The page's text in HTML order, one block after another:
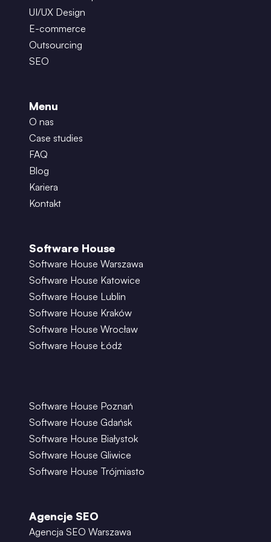
UI/UX Design
E-commerce
Outsourcing
SEO
Menu
O nas
Case studies
FAQ
Blog
Kariera
Kontakt
Software House
Software House Warszawa
Software House Katowice
Software House Lublin
Software House Kraków
Software House Wrocław
Software House Łódź
Software House Poznań
Software House Gdańsk
Software House Białystok
Software House Gliwice
Software House Trójmiasto
Agencje SEO
Agencja SEO Warszawa